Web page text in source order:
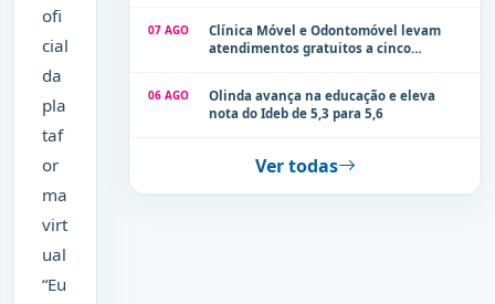
ofi
cial
da
pla
taf
or
ma
virt
ual
“Eu
07 AGO
Clínica Móvel e Odontomóvel levam
atendimentos gratuitos a cinco
06 AGO
Olinda avança na educação e eleva
nota do Ideb de 5,3 para 5,6
Ver todas